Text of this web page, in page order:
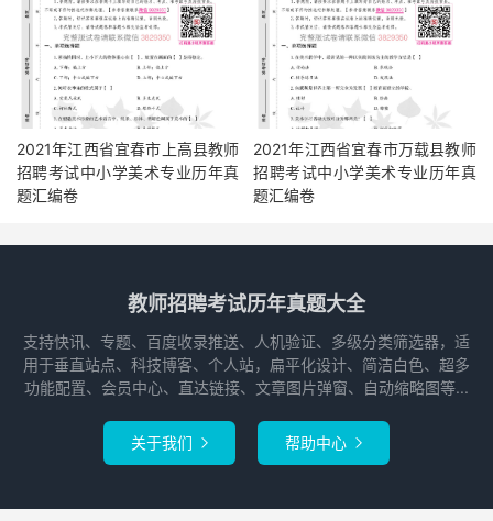
2021年江西省宜春市上高县教师
招聘考试中小学美术专业历年真
题汇编卷
2021年江西省宜春市万载县教师
招聘考试中小学美术专业历年真
题汇编卷
教师招聘考试历年真题大全
支持快讯、专题、百度收录推送、人机验证、多级分类筛选器，适
用于垂直站点、科技博客、个人站，扁平化设计、简洁白色、超多
功能配置、会员中心、直达链接、文章图片弹窗、自动缩略图等...
关于我们  帮助中心 